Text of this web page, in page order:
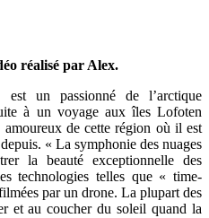
réalisé par Alex.
un passionné de l’arctique
à un voyage aux îles Lofoten
de cette région où il est
« La symphonie des nuages
la beauté exceptionnelle des
technologies telles que « time-
par un drone. La plupart des
et au coucher du soleil quand la